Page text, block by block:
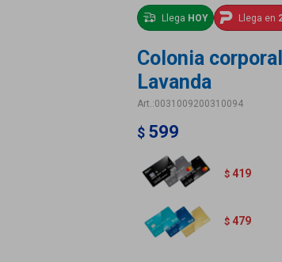
Llega HOY Llega en
Colonia
Lavanda
0031009200310094
$ 599
$ 419
$ 479